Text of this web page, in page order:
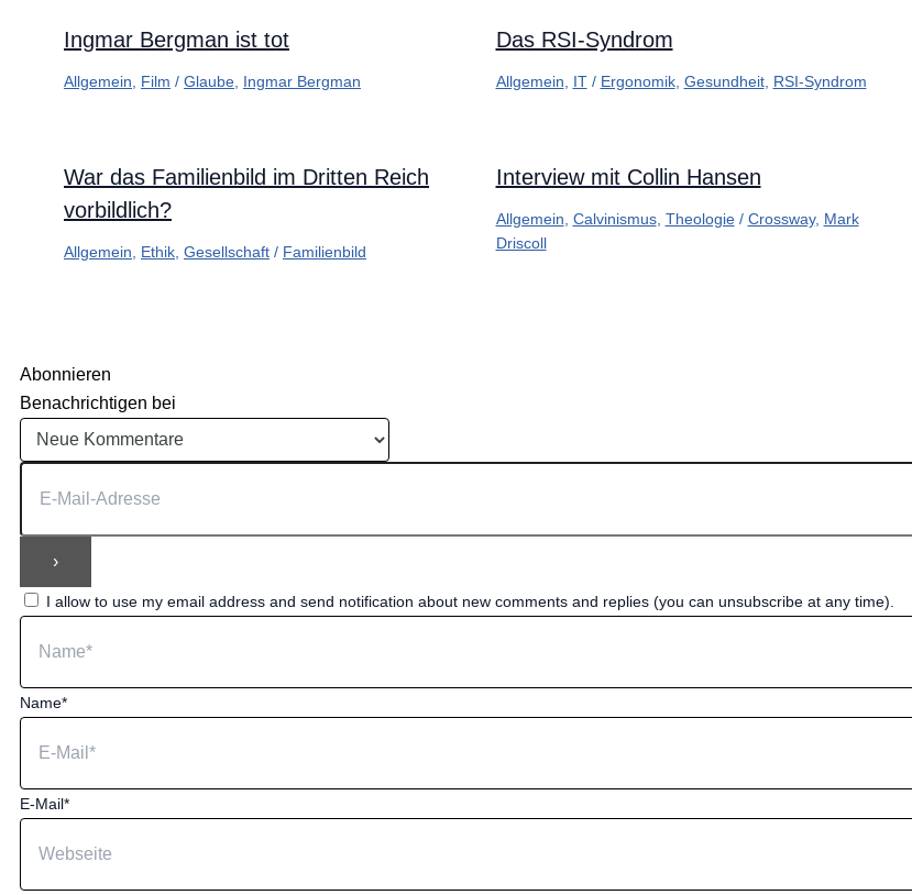
Ingmar Bergman ist tot
Allgemein Film / Glaube Ingmar Bergman
Das RSI-Syndrom
Allgemein IT/ Ergonomik, Gesundheit, RSI-Syndrom
War das Familienbild im Dritten Reich
vorbildlich?
Allgemein Ethik Gesellschaft / Familienbild
Interview mit Collin Hansen
Allgemein Calvinismus, Theologie/ Crossway, Mark
Driscoll
Abonnieren
Benachrichtigen bei
I allow to use my email address and send notification about new comments and replies (you can unsubscribe at any time).
Name*
E-Mail*